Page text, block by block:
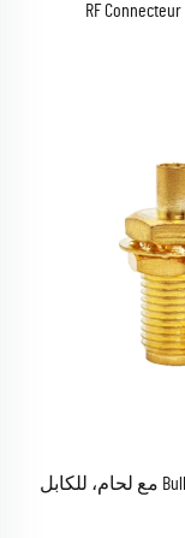
موصل SMA أنثى عالي الجودة من نوع Bulkhead مع لحام، للكابل